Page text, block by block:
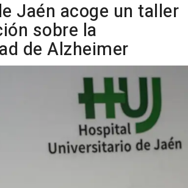
Jaén acoge un taller
sobre la
de Alzheimer